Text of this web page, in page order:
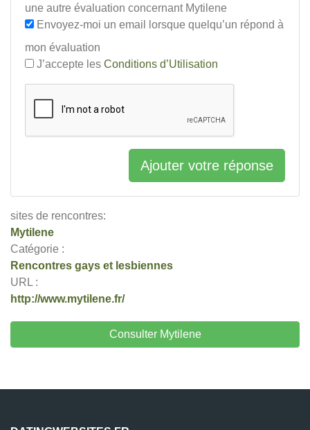
sites de rencontres:
Mytilene
Catégorie :
Rencontres gays et lesbiennes
URL :
http://www.mytilene.fr/
Consulter Mytilene
une autre évaluation concernant Mytilene
Envoyez-moi un email lorsque quelqu’un répond à
mon évaluation
J’accepte les Conditions d’Utilisation
Ajouter votre réponse